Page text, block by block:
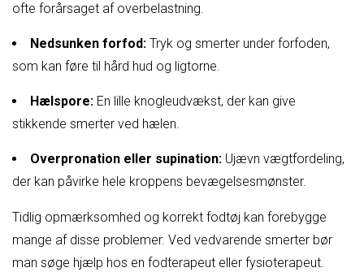
ofte forårsaget af overbelastning.
Nedsunken forfod: Tryk og smerter under forfoden,
som kan føre til hård hud og ligtorne.
Hælspore: En lille knogleudvækst, der kan give
stikkende smerter ved hælen.
Overpronation eller supination: Ujævn vægtfordeling,
der kan påvirke hele kroppens bevægelsesmønster.
Tidlig opmærksomhed og korrekt fodtøj kan forebygge
mange af disse problemer. Ved vedvarende smerter bør
man søge hjælp hos en fodterapeut eller fysioterapeut.